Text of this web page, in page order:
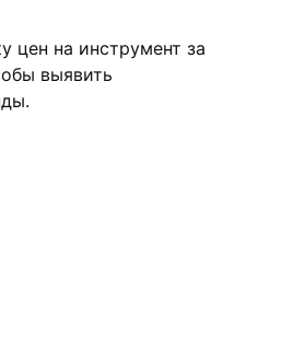
цен на инструмент за
выявить